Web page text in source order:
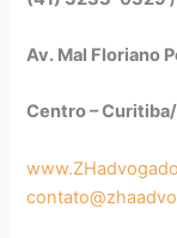
Av. Mal Floriano
Centro –